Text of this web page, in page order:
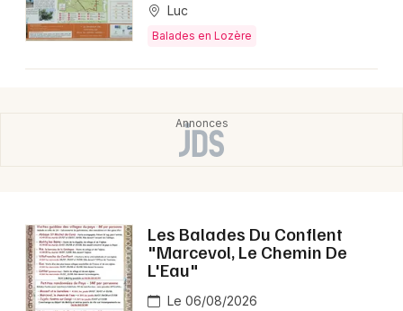
Luc
Balades en Lozère
Les Balades Du Conflent
"Marcevol, Le Chemin De
L'Eau"
Le 06/08/2026